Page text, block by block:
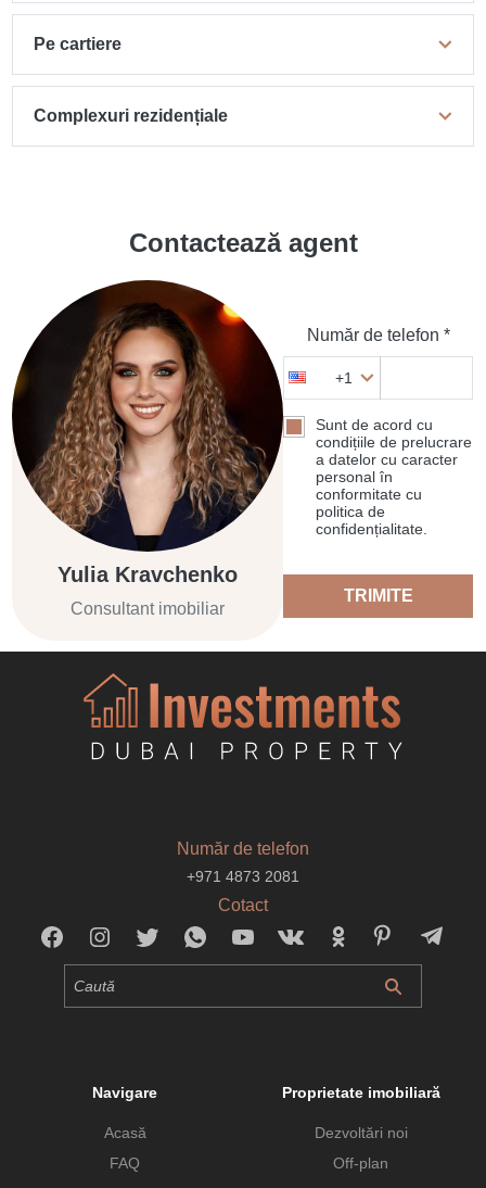
Pe cartiere
Complexuri rezidențiale
Contactează agent
Yulia Kravchenko
Consultant imobiliar
Număr de telefon *
+1
Sunt de acord cu
condițiile de prelucrare
a datelor cu caracter
personal în
conformitate cu
politica de
confidențialitate.
TRIMITE
Număr de telefon
+971 4873 2081
Cotact
Navigare
Acasă
FAQ
Proprietate imobiliară
Dezvoltări noi
Off-plan